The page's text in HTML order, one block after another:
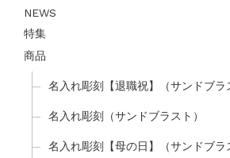
NEWS
特集
商品
名入れ彫刻【退職祝】（サンドブラ
名入れ彫刻（サンドブラスト）
名入れ彫刻【母の日】（サンドブラ